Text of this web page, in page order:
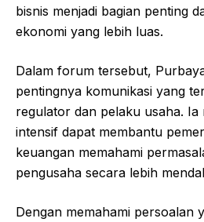
bisnis menjadi bagian penting
ekonomi yang lebih luas.
Dalam forum tersebut,
pentingnya komunikasi yang
regulator dan pelaku usaha. Ia
intensif dapat membantu
keuangan memahami
pengusaha secara lebih
Dengan memahami persoalan